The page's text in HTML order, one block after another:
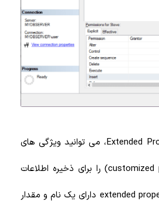
در تب Extended Properties، می توانید ویژگی های
سفارشی شده (customized properties) را برای ذخیره اطلاعات
اضافی اضافه کنید. هر extended property دارای یک نام و مقدار